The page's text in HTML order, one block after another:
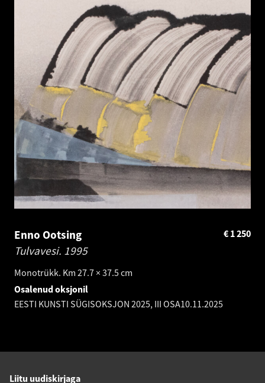
Enno Ootsing
Tulvavesi. 1995
Monotrükk. Km 27.7 × 37.5 cm
1 250
€
Osalenud oksjonil
EESTI KUNSTI SÜGISOKSJON 2025, III OSA10.11.2025
Liitu uudiskirjaga